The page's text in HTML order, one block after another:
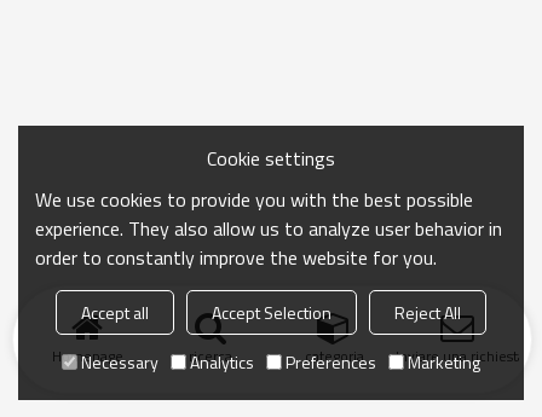
Homepage ricerca categoria Inviare una richiesta
Cookie settings
We use cookies to provide you with the best possible
experience. They also allow us to analyze user behavior in
order to constantly improve the website for you.
Accept all Accept Selection
Reject All
Necessary
Analytics Preferences Marketing